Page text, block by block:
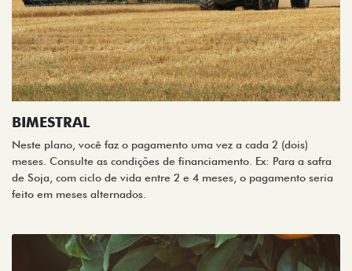
BIMESTRAL
Neste plano, você faz o pagamento uma vez a cada 2 (dois)
meses. Consulte as condições de financiamento. Ex: Para a safra
de Soja, com ciclo de vida entre 2 e 4 meses, o pagamento seria
feito em meses alternados.